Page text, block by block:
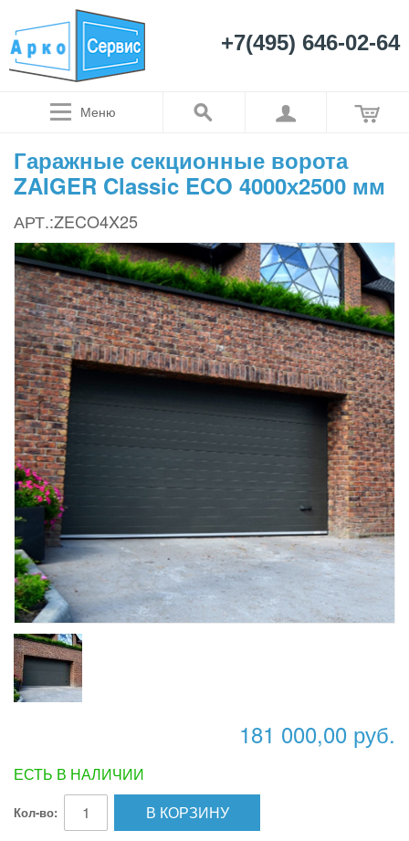
+7(495) 646-02-64
Меню
Гаражные секционные ворота
ZAIGER Classic ECO 4000х2500 мм
АРТ.:ZECO4X25
181 000,00 руб.
ЕСТЬ В НАЛИЧИИ
Кол-во: В КОРЗИНУ